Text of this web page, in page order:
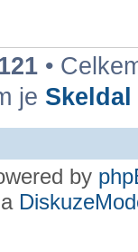
•
je Skeldal
by